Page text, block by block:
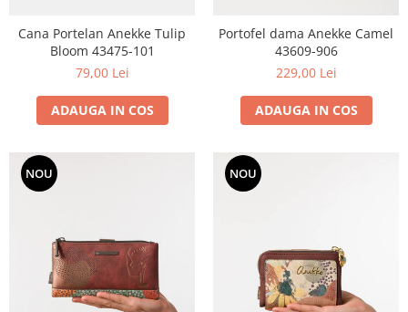
Cana Portelan Anekke Tulip
Bloom 43475-101
79,00 Lei
ADAUGA IN COS
Portofel dama Anekke Camel
43609-906
229,00 Lei
ADAUGA IN COS
NOU NOU